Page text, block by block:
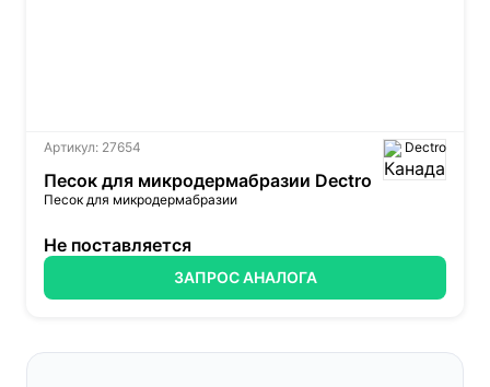
Артикул: 27654 Dectro
Песок для микродермабразии Dectro
Песок для микродермабразии
Не поставляется
ЗАПРОС АНАЛОГА